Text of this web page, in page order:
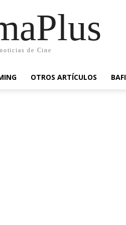
de Cine
OTROS ARTÍCULOS